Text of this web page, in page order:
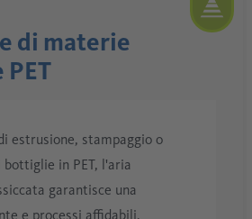
di materie
estrusione, stampaggio o
bottiglie in PET, l'aria
garantisce una
e processi affidabili.